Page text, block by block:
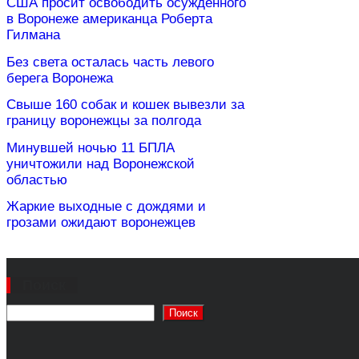
в Воронеже американца Роберта
Гилмана
Без света осталась часть левого
берега Воронежа
Свыше 160 собак и кошек вывезли за
границу воронежцы за полгода
Минувшей ночью 11 БПЛА
уничтожили над Воронежской
областью
Жаркие выходные с дождями и
грозами ожидают воронежцев
Поиск